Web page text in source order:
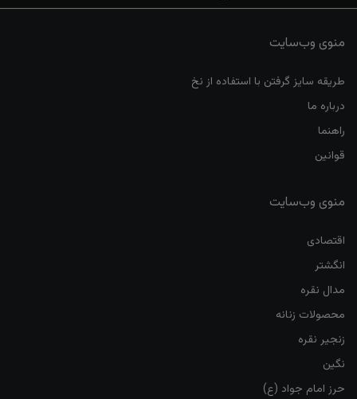
منوی وب‌سایت
طریقه سایز گرفتن با استفاده از نخ
درباره ما
راهنما
قوانین
منوی وب‌سایت
اقتصادی
انگشتر
مدال نقره
محصولات زنانه
زنجیر نقره
نگین
حرز امام جواد (ع)